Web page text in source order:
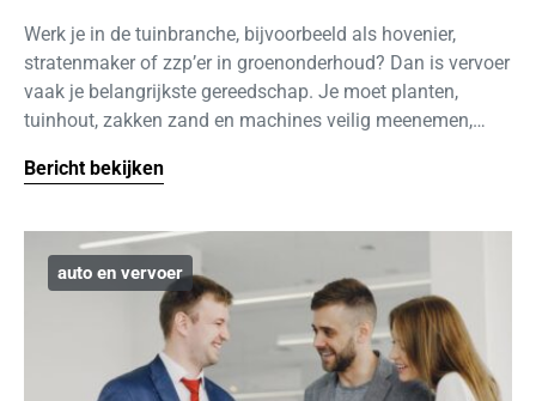
Werk je in de tuinbranche, bijvoorbeeld als hovenier,
stratenmaker of zzp’er in groenonderhoud? Dan is vervoer
vaak je belangrijkste gereedschap. Je moet planten,
tuinhout, zakken zand en machines veilig meenemen,…
Bericht bekijken
auto en vervoer